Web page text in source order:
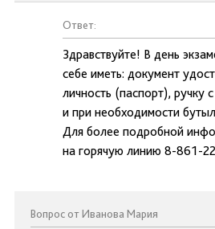
Ответ:
Здравствуйте! В день
себе иметь: документ
личность (паспорт), ручку
и при необходимости
Для более подробной
на горячую линию 8-861-
Вопрос от Иванова Мария